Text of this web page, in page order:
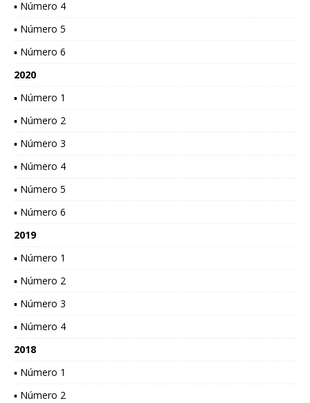
▪ Número 4
▪ Número 5
▪ Número 6
2020
▪ Número 1
▪ Número 2
▪ Número 3
▪ Número 4
▪ Número 5
▪ Número 6
2019
▪ Número 1
▪ Número 2
▪ Número 3
▪ Número 4
2018
▪ Número 1
▪ Número 2